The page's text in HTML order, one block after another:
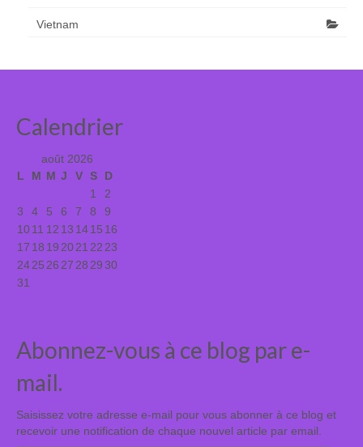
Vietnam
Calendrier
août 2026
L
M M J V S D
1
2
3
4 5 6 7 8
9
1011 12 13 1415 16
17 18 19 2021 22 23
2425 26 27 28 2930
31
Abonnez-vous à ce blog par e-
mail.
Saisissez votre adresse e-mail pour vous abonner à ce blog et
recevoir une notification de chaque nouvel article par email.